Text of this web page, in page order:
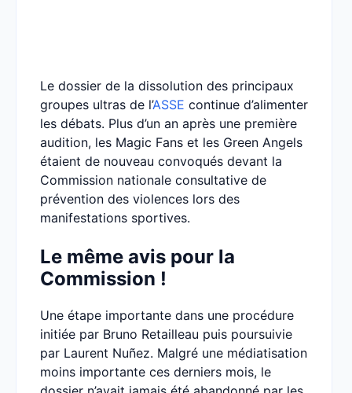
Le dossier de la dissolution des principaux
groupes ultras de l’ASSE continue d’alimenter
les débats. Plus d’un an après une première
audition, les Magic Fans et les Green Angels
étaient de nouveau convoqués devant la
Commission nationale consultative de
prévention des violences lors des
manifestations sportives.
Le même avis pour la
Commission !
Une étape importante dans une procédure
initiée par Bruno Retailleau puis poursuivie
par Laurent Nuñez. Malgré une médiatisation
moins importante ces derniers mois, le